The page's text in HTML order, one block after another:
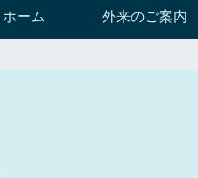
ホーム 外来のご案内